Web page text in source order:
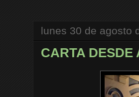
lunes 30 de agosto
CARTA DESDE